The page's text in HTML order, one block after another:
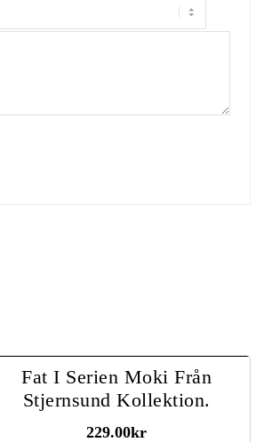
Fat I Serien Moki Från
Stjernsund Kollektion.
229.00kr